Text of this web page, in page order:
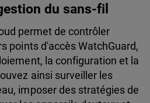
du sans-fil
permet de contrôler
points d'accès WatchGuard,
la configuration et la
ainsi surveiller les
imposer des stratégies de